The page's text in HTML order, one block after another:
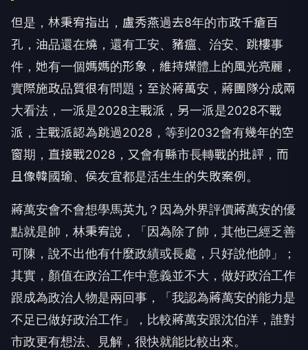
但是，林秉宥指出，盧秀燕過去8年的市政千瘡百
孔，油品還在燒，還有工安、豬瘟、治安、跳樓事
件，她有一個媽媽的形象，維持媒體上的風光亮麗，
實際施政品質很有問題；至於蔣萬安，蔣團隊分成兩
大看法，一派是2028主戰派，另一派是2028不戰
派，主戰派認為跳過2028，等到2032會有幾年的空
窗期，直接戰2028，又會有縣市長轉戰的批評，而
且像韓國瑜、侯友宜都是活生生的失敗案例。
蔣萬安會不會想學馬英九？因為外界評價蔣萬安的優
點就是帥，林秉宥說，「因為除了帥，其他已經乏善
可陳，說不出他有什麼政績或長處，只好說他帥」；
其實，顏值在政治工作中意義並不大，做好政治工作
跟成為政治人物是兩回事，「我認為蔣萬安的能力是
不足已做好政治工作」，比較蔣萬安跟沈伯洋，誰對
市政更有想法、見解，很快就能比較出來。